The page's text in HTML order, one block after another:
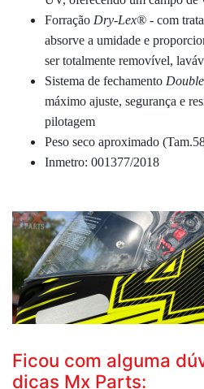
Forração Dry-Lex® - com
absorve a umidade e
ser totalmente removível,
Sistema de fechamento
máximo ajuste, segurança e
pilotagem
Peso seco aproximado
Inmetro: 001377/2018
Ficou com alguma
dicas Mx Parts: